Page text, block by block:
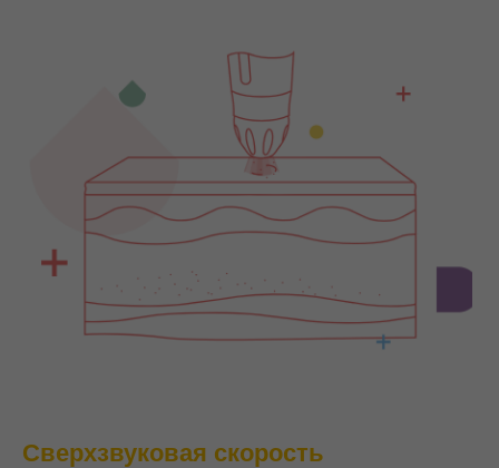
Сверхзвуковая скорость